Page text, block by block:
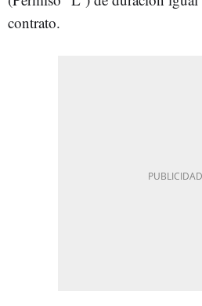
contrato.